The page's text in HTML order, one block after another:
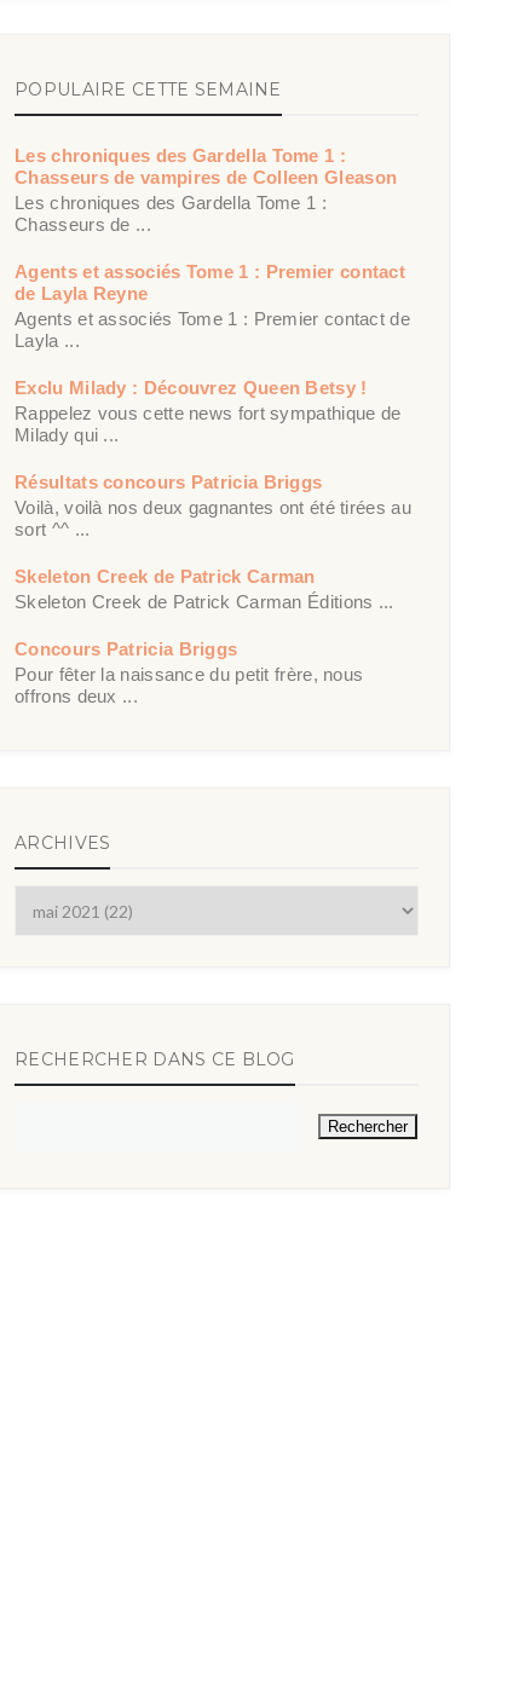
POPULAIRE CETTE SEMAINE
Les chroniques des Gardella Tome 1 :
Chasseurs de vampires de Colleen Gleason
Les chroniques des Gardella Tome 1 :
Chasseurs de ...
Agents et associés Tome 1 : Premier contact
de Layla Reyne
Agents et associés Tome 1 : Premier contact de
Layla ...
Exclu Milady : Découvrez Queen Betsy !
Rappelez vous cette news fort sympathique de
Milady qui ...
Résultats concours Patricia Briggs
Voilà, voilà nos deux gagnantes ont été tirées au
sort ^^ ...
Skeleton Creek de Patrick Carman
Skeleton Creek de Patrick Carman Éditions ...
Concours Patricia Briggs
Pour fêter la naissance du petit frère, nous
offrons deux ...
ARCHIVES
RECHERCHER DANS CE BLOG